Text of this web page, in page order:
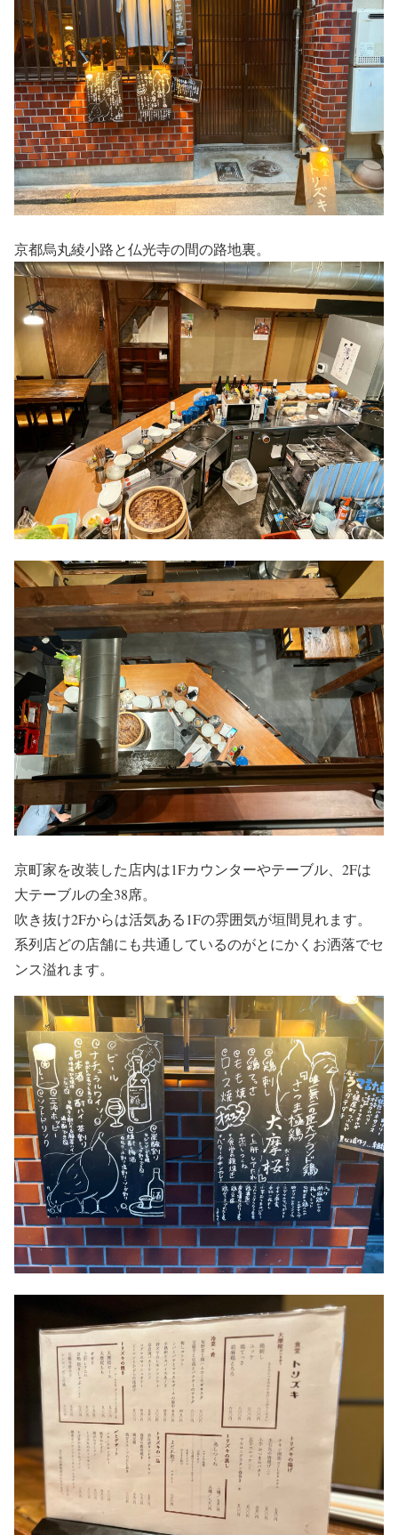
京都烏丸綾小路と仏光寺の間の路地裏。
京町家を改装した店内は1Fカウンターやテーブル、2Fは
大テーブルの全38席。
吹き抜け2Fからは活気ある1Fの雰囲気が垣間見れます。
系列店どの店舗にも共通しているのがとにかくお洒落でセ
ンス溢れます。